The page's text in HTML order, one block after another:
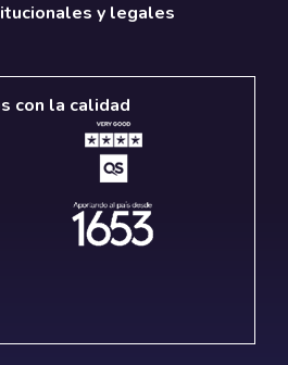
y legales
con la calidad